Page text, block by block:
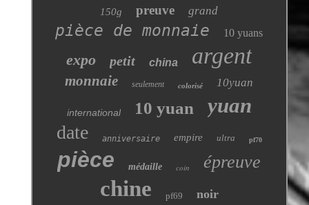
150g preuve grand
pièce de monnaie 10 yuans
expo petit china argent
monnaie seulement colorisé 10yuan
international 10 yuan yuan
date anniversaire empire ultra pf70
pièce médaille coin épreuve
chine pf69 noir